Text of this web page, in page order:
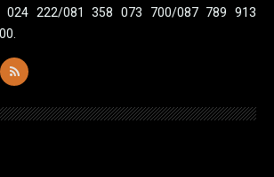
024 222/081 358 073 700/087 789 913